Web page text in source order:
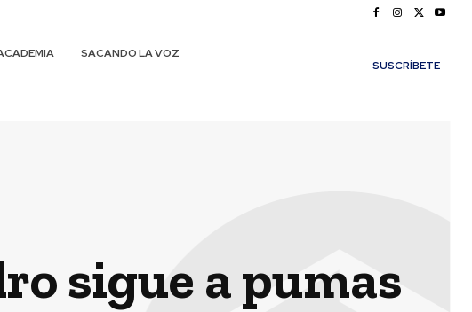
SACANDO LA VOZ
SUSCRÍBETE
sigue a pumas